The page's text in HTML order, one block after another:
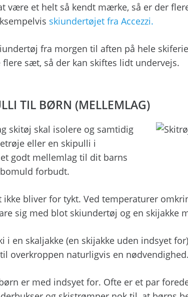
være et helt så kendt mærke, så er der
skiundertøjet fra Accezzi.
fra morgen til aften på hele
sæt, så der kan skiftes lidt undervejs.
TIL BØRN (MELLEMLAG)
skitøj skal isolere og samtidig
eller en skipulli i
godt mellemlag til dit barns
forbudt.
ikke bliver for tykt. Ved temperaturer
sig med blot skiundertøj og en skijakke
i en skaljakke (en skijakke uden indsyet
overkroppen naturligvis en nødvendighed.
er med indsyet for. Ofte er et par